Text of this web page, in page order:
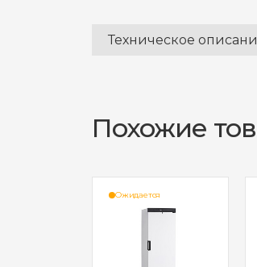
Техническое
Похожие
Ожидается